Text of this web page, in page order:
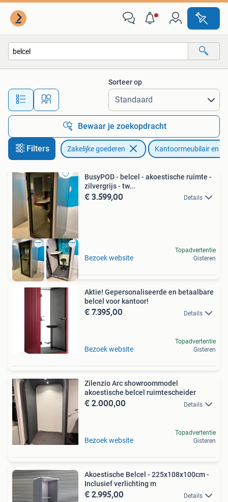
Alle afstanden…
Sorteer op
Bewaar je zoekopdracht
Filters Zakelijke goederen Kantoormeubilair en
BusyPOD - belcel - akoestische ruimte -
zilvergrijs - tw...
€ 3.599,00 Details
Bezoek website
Topadvertentie
Gisteren
Aktie! Gepersonaliseerde en betaalbare
belcel voor kantoor!
€ 7.395,00 Details
Bezoek website
Topadvertentie
Gisteren
Zilenzio Arc showroommodel
akoestische belcel ruimtescheider
€ 2.000,00 Details
Bezoek website
Topadvertentie
Gisteren
Akoestische Belcel - 225x108x100cm -
Inclusief verlichting m
€ 2.995,00 Details